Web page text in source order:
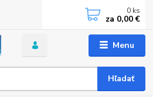
Menu
Hľadať
0 ks
za 0,00 €